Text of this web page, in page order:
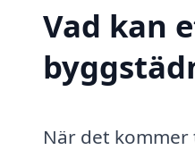
Vad kan
När det